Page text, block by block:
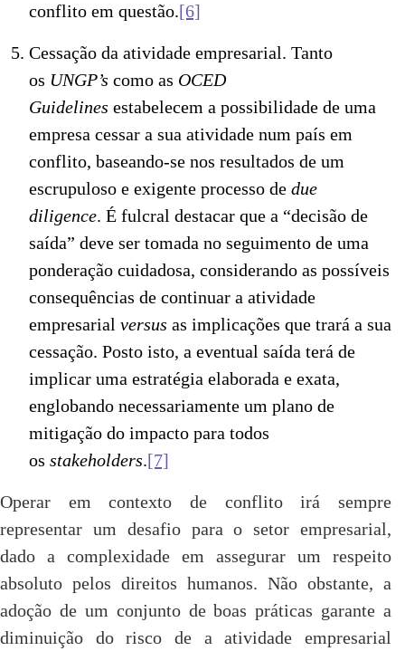
conflito em questão.[6]
Cessação da atividade empresarial. Tanto
os UNGP’s como as OCED
Guidelines estabelecem a possibilidade de uma
empresa cessar a sua atividade num país em
conflito, baseando-se nos resultados de um
escrupuloso e exigente processo de due
diligence. É fulcral destacar que a “decisão de
saída” deve ser tomada no seguimento de uma
ponderação cuidadosa, considerando as possíveis
consequências de continuar a atividade
empresarial versus as implicações que trará a sua
cessação. Posto isto, a eventual saída terá de
implicar uma estratégia elaborada e exata,
englobando necessariamente um plano de
mitigação do impacto para todos
os stakeholders.[7]
Operar em contexto de conflito irá sempre
representar um desafio para o setor empresarial,
dado a complexidade em assegurar um respeito
absoluto pelos direitos humanos. Não obstante, a
adoção de um conjunto de boas práticas garante a
diminuição do risco de a atividade empresarial